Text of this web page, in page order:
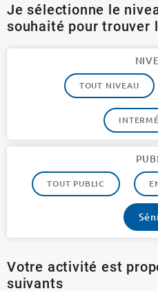
Je sélectionne le
souhaité pour trouver
TOUT NIVEAU
TOUT PUBLIC
Votre activité est
suivants